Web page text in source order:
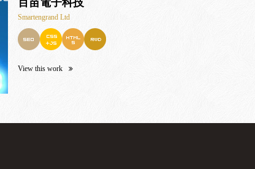
百苗電子科技
Smartengrand Ltd
View this work